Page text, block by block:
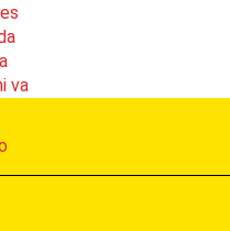
va